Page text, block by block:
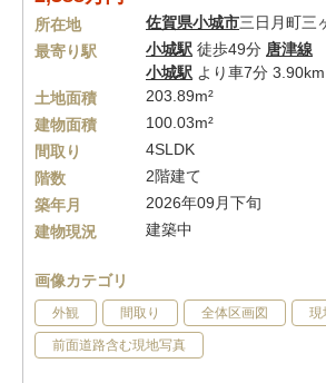
所在地 佐賀県小城市三日月町三
最寄り駅
小城駅 徒歩49分 唐津線
小城駅 より車7分 3.90km
土地面積
203.89m²
建物面積
100.03m²
間取り
4SLDK
階数
2階建て
築年月
2026年09月下旬
建物現況
建築中
画像カテゴリ
外観 間取り 全体区画図 現
前面道路含む現地写真